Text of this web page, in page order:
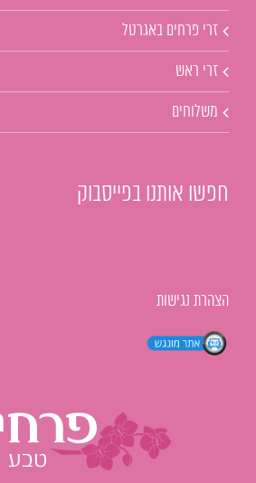
זרי פרחים באגרטל
זרי ראש
משלוחים
חפשו אותנו בפייסבוק
הצהרת נגישות